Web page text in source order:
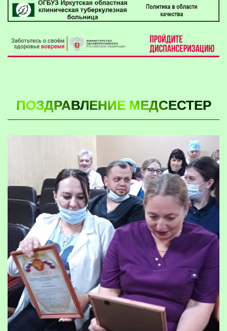
ПОЗДРАВЛЕНИЕ МЕДСЕСТЕР